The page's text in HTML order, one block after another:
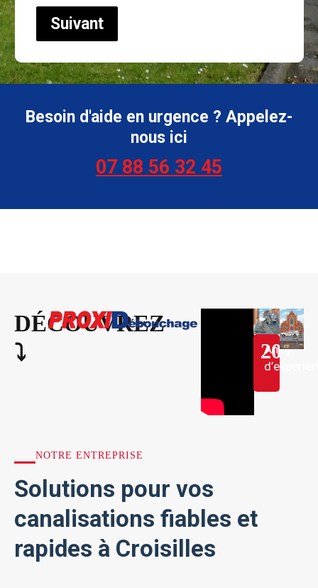
Suivant
Besoin d'aide en urgence ? Appelez-
nous ici
07 88 56 32 45
DÉCOUVREZ
⤵︎
20+
Ans
NOTRE ENTREPRISE
Solutions pour vos
canalisations fiables et
rapides à Croisilles